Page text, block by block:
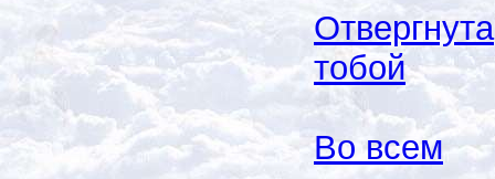
Отвергнута
тобой
Во всем